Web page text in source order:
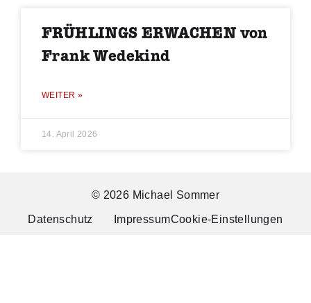
FRÜHLINGS ERWACHEN von
Frank Wedekind
WEITER »
14. April 2026
© 2026 Michael Sommer
Datenschutz ImpressumCookie-Einstellungen